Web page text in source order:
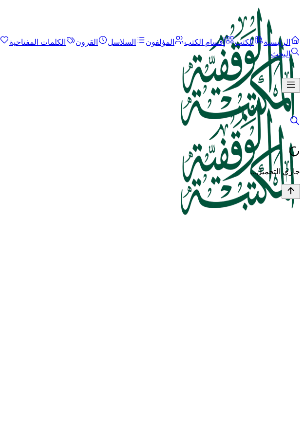
الرئيسية الكتب أقسام الكتب المؤلفون السلاسل القرون الكلمات المفتاحية
البحث
جاري التحميل...